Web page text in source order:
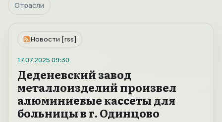
Отрасли
Новости [rss]
17.07.2025 09:30
Деденевский завод
металлоизделий произвел
алюминиевые кассеты для
больницы в г. Одинцово